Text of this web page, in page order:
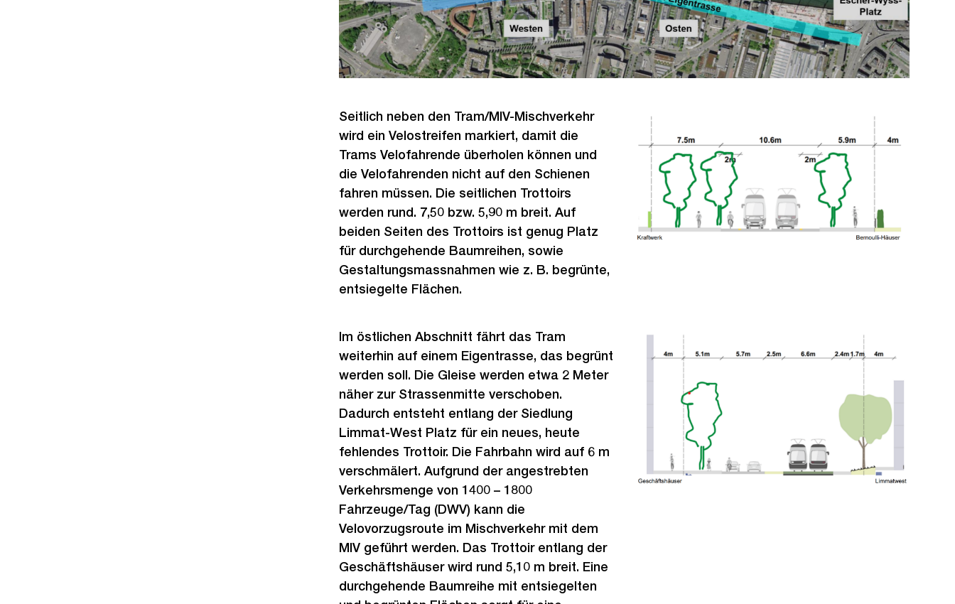
Seitlich neben den Tram/MIV-Mischverkehr
wird ein Velostreifen markiert, damit die
Trams Velofahrende überholen können und
die Velofahrenden nicht auf den Schienen
fahren müssen. Die seitlichen Trottoirs
werden rund. 7,50 bzw. 5,90 m breit. Auf
beiden Seiten des Trottoirs ist genug Platz
für durchgehende Baumreihen, sowie
Gestaltungsmassnahmen wie z. B. begrünte,
entsiegelte Flächen.
Im östlichen Abschnitt fährt das Tram
weiterhin auf einem Eigentrasse, das begrünt
werden soll. Die Gleise werden etwa 2 Meter
näher zur Strassenmitte verschoben.
Dadurch entsteht entlang der Siedlung
Limmat-West Platz für ein neues, heute
fehlendes Trottoir. Die Fahrbahn wird auf 6 m
verschmälert. Aufgrund der angestrebten
Verkehrsmenge von 1400 – 1800
Fahrzeuge/Tag (DWV) kann die
Velovorzugsroute im Mischverkehr mit dem
MIV geführt werden. Das Trottoir entlang der
Geschäftshäuser wird rund 5,10 m breit. Eine
durchgehende Baumreihe mit entsiegelten